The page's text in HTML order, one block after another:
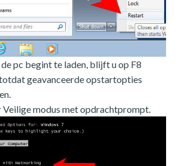
pc begint te laden, blijft u op F8
geavanceerde opstartopties
Veilige modus met opdrachtprompt.